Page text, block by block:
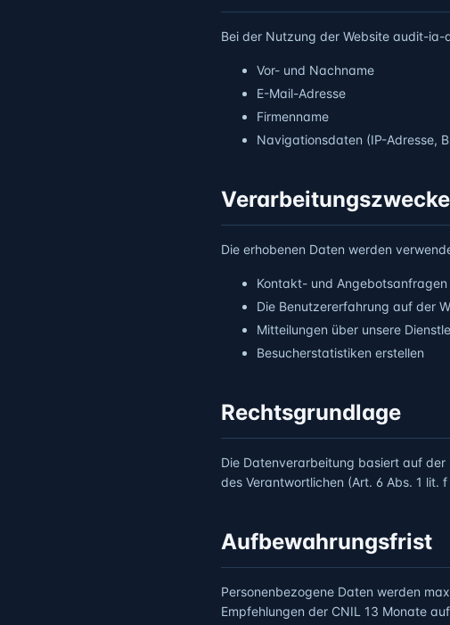
Bei der Nutzung der Website audit-
Vor- und Nachname
E-Mail-Adresse
Firmenname
Navigationsdaten (IP-Adresse,
Verarbeitungszwecke
Die erhobenen Daten werden
Kontakt- und
Die Benutzererfahrung auf der
Mitteilungen über unsere
Besucherstatistiken erstellen
Rechtsgrundlage
Die Datenverarbeitung basiert auf der
des Verantwortlichen (Art. 6 Abs. 1 lit. f
Aufbewahrungsfrist
Personenbezogene Daten werden
Empfehlungen der CNIL 13 Monate